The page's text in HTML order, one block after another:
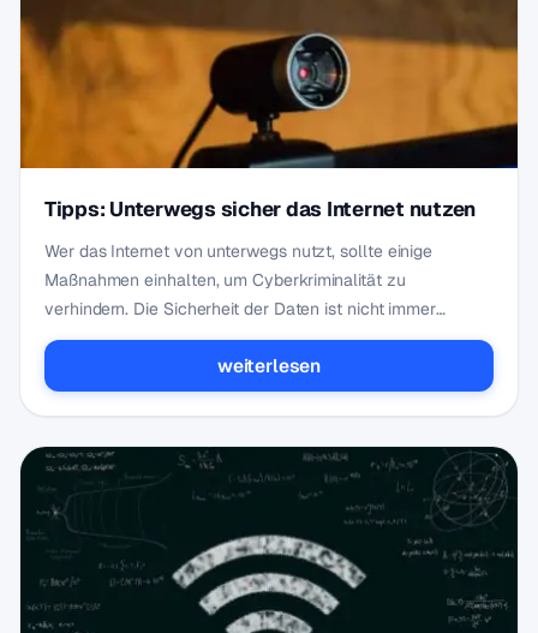
Tipps: Unterwegs sicher das Internet nutzen
Wer das Internet von unterwegs nutzt, sollte einige
Maßnahmen einhalten, um Cyberkriminalität zu
verhindern. Die Sicherheit der Daten ist nicht immer
gegeben, w…
weiterlesen